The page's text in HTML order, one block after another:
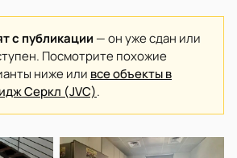
с публикации — он уже сдан или
Посмотрите похожие
ниже или все объекты в
Серкл (JVC).
к заселению